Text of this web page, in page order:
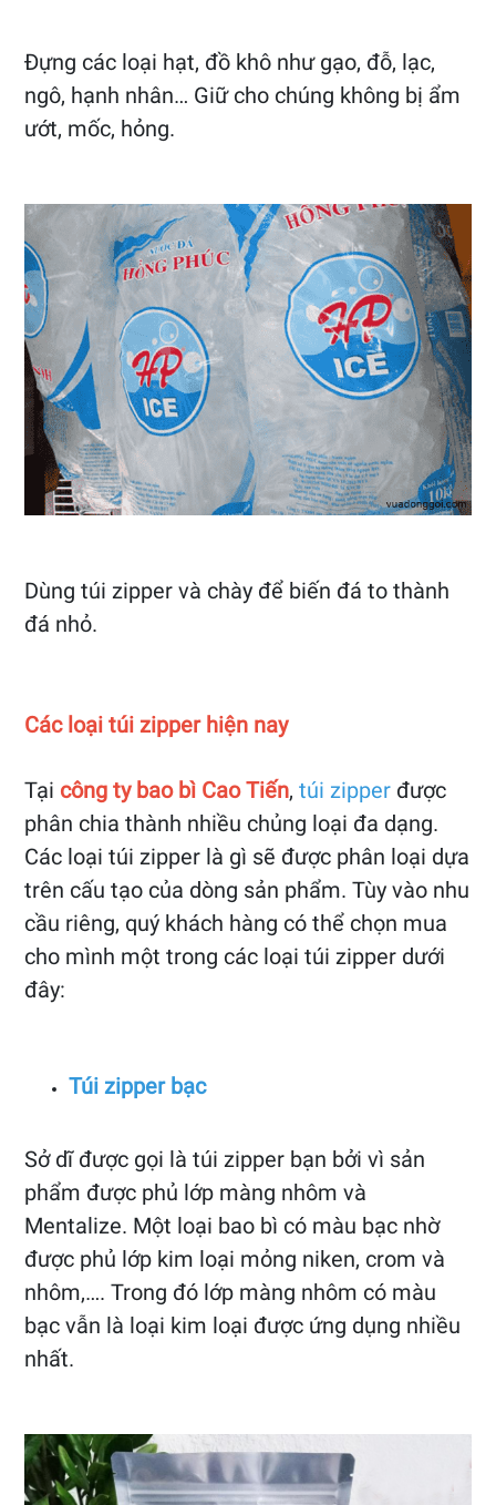
Đựng các loại hạt, đồ khô như gạo, đỗ, lạc,
ngô, hạnh nhân… Giữ cho chúng không bị ẩm
ướt, mốc, hỏng.
Dùng túi zipper và chày để biến đá to thành
đá nhỏ.
Các loại túi zipper hiện nay
Tại công ty bao bì Cao Tiến,túi zipper được
phân chia thành nhiều chủng loại đa dạng.
Các loại túi zipper là gì sẽ được phân loại dựa
trên cấu tạo của dòng sản phẩm. Tùy vào nhu
cầu riêng, quý khách hàng có thể chọn mua
cho mình một trong các loại túi zipper dưới
đây:
Túi zipper bạc
Sở dĩ được gọi là túi zipper bạn bởi vì sản
phẩm được phủ lớp màng nhôm và
Mentalize. Một loại bao bì có màu bạc nhờ
được phủ lớp kim loại mỏng niken, crom và
nhôm,…. Trong đó lớp màng nhôm có màu
bạc vẫn là loại kim loại được ứng dụng nhiều
nhất.